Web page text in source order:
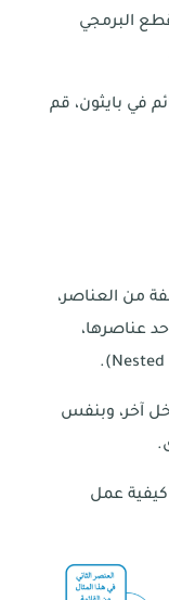
البرمجي
في بايثون، قم
من العناصر،
عناصرها،
آخر، وبنفس
عمل